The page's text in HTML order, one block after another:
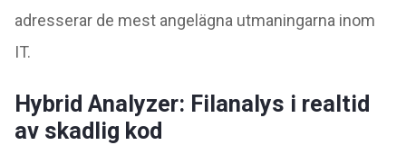
adresserar de mest angelägna utmaningarna inom
IT.
Hybrid Analyzer: Filanalys i realtid
av skadlig kod